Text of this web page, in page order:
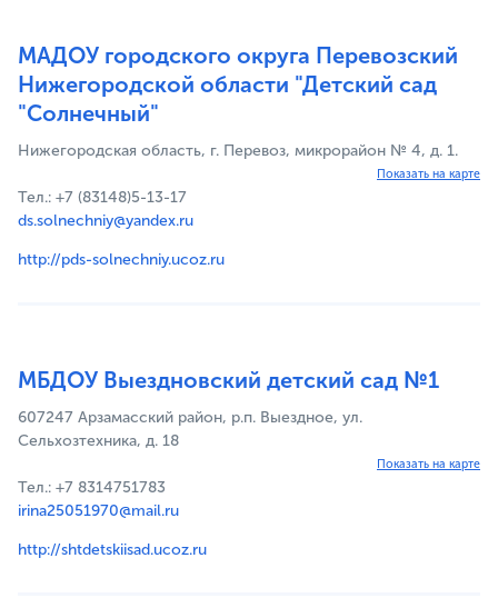
МАДОУ городского округа Перевозский
Нижегородской области "Детский сад
"Солнечный"
Нижегородская область, г. Перевоз, микрорайон № 4, д. 1.
Показать на карте
Тел.: +7 (83148)5-13-17
ds.solnechniy@yandex.ru
http://pds-solnechniy.ucoz.ru
МБДОУ Выездновский детский сад №1
607247 Арзамасский район, р.п. Выездное, ул.
Сельхозтехника, д. 18
Показать на карте
Тел.: +7 8314751783
irina25051970@mail.ru
http://shtdetskiisad.ucoz.ru